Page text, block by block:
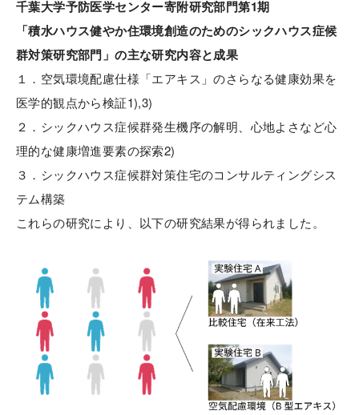
千葉大学予防医学センター寄附研究部門第1期
「積水ハウス健やか住環境創造のためのシックハウス症候
群対策研究部門」の主な研究内容と成果
１．空気環境配慮仕様「エアキス」のさらなる健康効果を
医学的観点から検証1),3)
２．シックハウス症候群発生機序の解明、心地よさなど心
理的な健康増進要素の探索2)
３．シックハウス症候群対策住宅のコンサルティングシス
テム構築
これらの研究により、以下の研究結果が得られました。